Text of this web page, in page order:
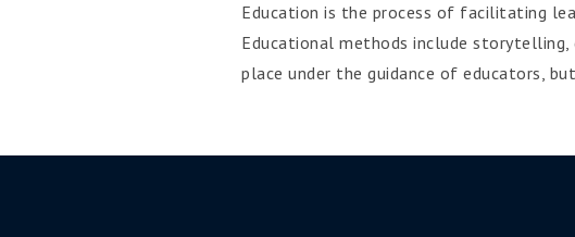
Education is the process of facilitating
Educational methods include storytelling,
place under the guidance of educators,